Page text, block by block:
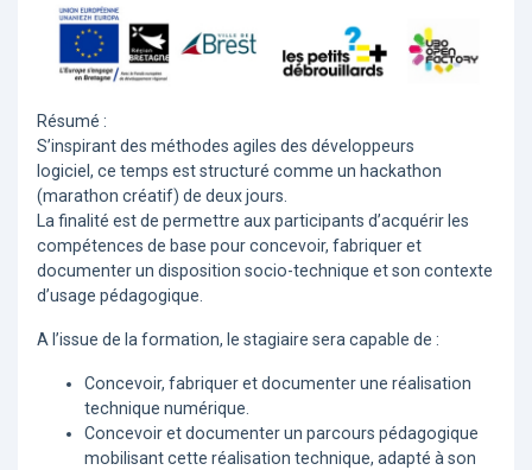
Résumé :
S’inspirant des méthodes agiles des développeurs
logiciel, ce temps est structuré comme un hackathon
(marathon créatif) de deux jours.
La finalité est de permettre aux participants d’acquérir les
compétences de base pour concevoir, fabriquer et
documenter un disposition socio-technique et son contexte
d’usage pédagogique.
A l’issue de la formation, le stagiaire sera capable de :
Concevoir, fabriquer et documenter une réalisation
technique numérique.
Concevoir et documenter un parcours pédagogique
mobilisant cette réalisation technique, adapté à son